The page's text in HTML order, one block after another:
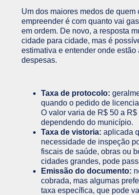
Um dos maiores medos de quem
empreender é com quanto vai
em ordem. De novo, a resposta
cidade para cidade, mas é
estimativa e entender onde estão
despesas.
Taxa de protocolo:
quando o pedido de
O valor varia de R$ 50 a R$
dependendo do município.
Taxa de vistoria: aplicada
necessidade de inspeção
fiscais de saúde, obras ou
cidades grandes, pode
Emissão do documento:
cobrada, mas algumas
taxa específica, que pode